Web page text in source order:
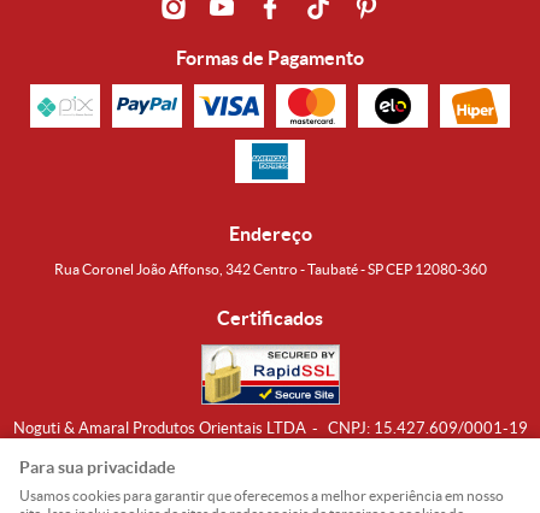
Formas de Pagamento
Endereço
Rua Coronel João Affonso, 342 Centro - Taubaté - SP CEP 12080-360
Certificados
Noguti & Amaral Produtos Orientais LTDA CNPJ: 15.427.609/0001-19
Para sua privacidade
Usamos cookies para garantir que oferecemos a melhor experiência em nosso